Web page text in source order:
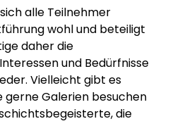
alle Teilnehmer
wohl und beteiligt
daher die
und Bedürfnisse
Vielleicht gibt es
gerne Galerien besuchen
die